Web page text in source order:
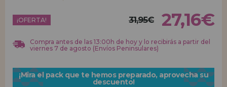
REGISTRO DISTRIBUIDOR
¡OFERTA! 31,95€ 27,16€
Compra antes de las 13:00h de hoy y lo recibirás a partir del
viernes 7 de agosto (Envíos Peninsulares)
¡Mira el pack que te hemos preparado, aprovecha su
descuento!